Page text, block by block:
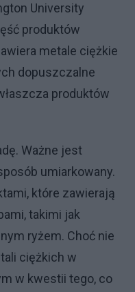
University
produktów
metale ciężkie
dopuszczalne
produktów
Ważne jest
umiarkowany.
które zawierają
takimi jak
ryżem. Choć nie
ciężkich w
w kwestii tego, co